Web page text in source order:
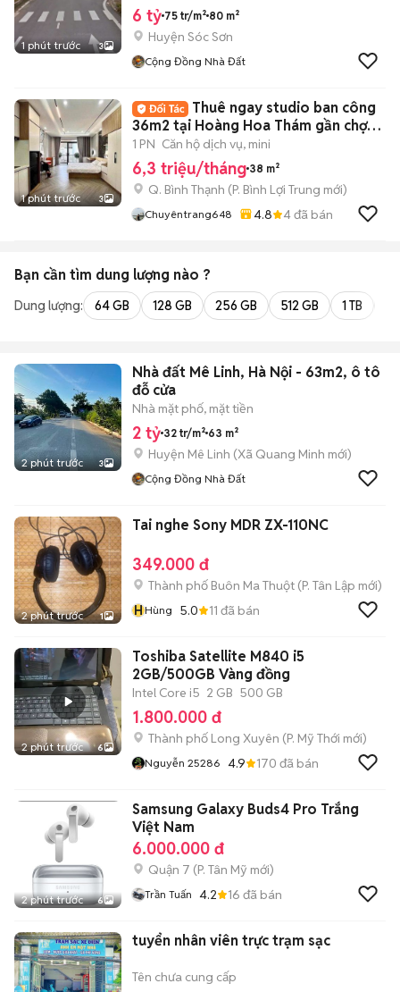
1 phút trước 3
6 tỷ 75 tr/m² 80 m²
Huyện Sóc Sơn
Cộng Đồng Nhà Đất
1 phút trước 3
Thuê ngay studio ban công
36m2 tại Hoàng Hoa Thám gần chợ
Bà Chiểu
1 PN Căn hộ dịch vụ, mini
6,3 triệu/tháng 38 m²
Q. Bình Thạnh (P. Bình Lợi Trung mới)
Chuyêntrang648 4.8 4đã bán
Bạn cần tìm dung lượng nào ?
Dung lượng: 64 GB 128 GB 256 GB 512 GB 1 TB
2 phút trước 3
Nhà đất Mê Linh, Hà Nội - 63m2, ô tô
đỗ cửa
Nhà mặt phố, mặt tiền
2 tỷ 32 tr/m² 63 m²
Huyện Mê Linh (Xã Quang Minh mới)
Cộng Đồng Nhà Đất
2 phút trước 1
Tai nghe Sony MDR ZX-110NC
349.000 đ
Thành phố Buôn Ma Thuột (P. Tân Lập mới)
HHùng 5.0 11 đã bán
2 phút trước 6
Toshiba Satellite M840 i5
2GB/500GB Vàng đồng
Intel Core i5 2 GB 500 GB
1.800.000 đ
Thành phố Long Xuyên (P. Mỹ Thới mới)
Nguyễn 25286 4.9 170 đã bán
2 phút trước 6
Samsung Galaxy Buds4 Pro Trắng
Việt Nam
6.000.000 đ
Quận 7 (P. Tân Mỹ mới)
Trần Tuấn 4.2 16 đã bán
tuyển nhân viên trực trạm sạc
Tên chưa cung cấp